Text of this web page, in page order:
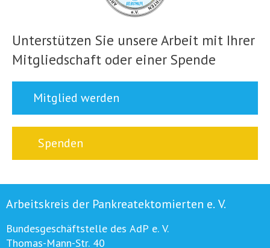
Unterstützen Sie unsere Arbeit mit Ihrer
Mitgliedschaft oder einer Spende
Mitglied werden
Spenden
Arbeitskreis der Pankreatektomierten e. V.
Bundesgeschäftstelle des AdP e. V.
Thomas-Mann-Str. 40